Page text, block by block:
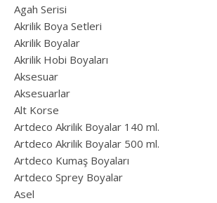
Agah Serisi
Akrilik Boya Setleri
Akrilik Boyalar
Akrilik Hobi Boyaları
Aksesuar
Aksesuarlar
Alt Korse
Artdeco Akrilik Boyalar 140 ml.
Artdeco Akrilik Boyalar 500 ml.
Artdeco Kumaş Boyaları
Artdeco Sprey Boyalar
Asel